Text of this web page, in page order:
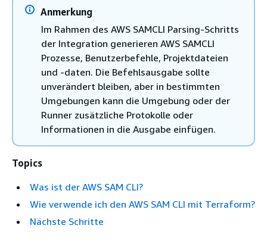
Anmerkung
Im Rahmen des AWS SAMCLI Parsing-Schritts
der Integration generieren AWS SAMCLI
Prozesse, Benutzerbefehle, Projektdateien
und -daten. Die Befehlsausgabe sollte
unverändert bleiben, aber in bestimmten
Umgebungen kann die Umgebung oder der
Runner zusätzliche Protokolle oder
Informationen in die Ausgabe einfügen.
Topics
Was ist der AWS SAM CLI?
Wie verwende ich den AWS SAM CLI mit Terraform?
Nächste Schritte